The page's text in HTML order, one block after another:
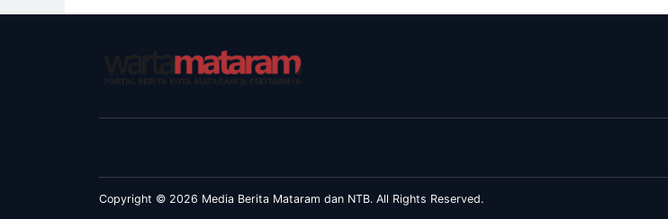
Copyright © 2026 Media Berita Mataram dan NTB. All Rights Reserved.